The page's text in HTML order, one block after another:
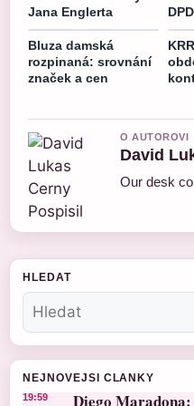
Jana Englerta
Bluza damská
rozpinaná: srovnání
značek a cen
O AUTOROVI
David
Our desk
HLEDAT
NEJNOVEJSI CLANKY
19:59 Diego